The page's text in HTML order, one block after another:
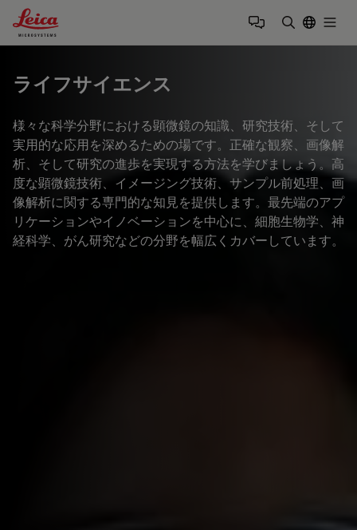
Leica Microsystems Logo
ライフサイエンス
様々な科学分野における顕微鏡の知識、研究技術、そして
実用的な応用を深めるための場です。正確な観察、画像解
析、そして研究の進歩を実現する方法を学びましょう。高
度な顕微鏡技術、イメージング技術、サンプル前処理、画
像解析に関する専門的な知見を提供します。最先端のアプ
リケーションやイノベーションを中心に、細胞生物学、神
経科学、がん研究などの分野を幅広くカバーしています。